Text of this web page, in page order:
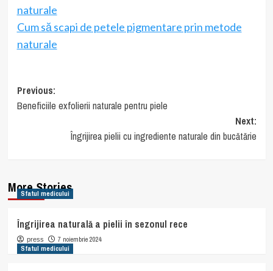
naturale
Cum să scapi de petele pigmentare prin metode
naturale
Post
navigation
Previous:
Beneficiile exfolierii naturale pentru piele
Next:
Îngrijirea pielii cu ingrediente naturale din bucătărie
More Stories
Sfatul medicului
Îngrijirea naturală a pielii în sezonul rece
press
7 noiembrie 2024
Sfatul medicului